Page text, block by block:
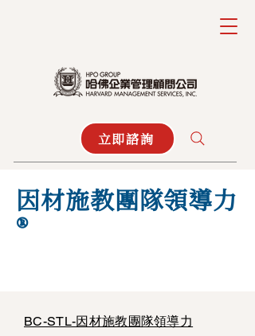
立即諮詢
因材施教團隊領導力
®
BC-STL-因材施教團隊領導力